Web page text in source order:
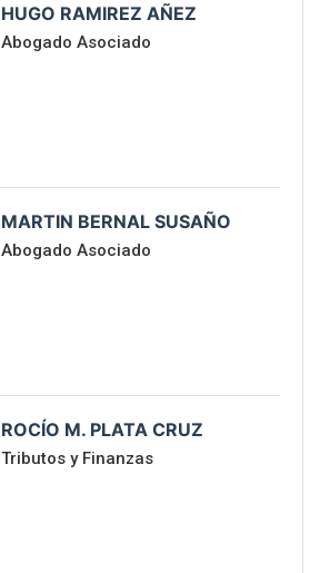
HUGO RAMIREZ AÑEZ
Abogado Asociado
MARTIN BERNAL SUSAÑO
Abogado Asociado
ROCÍO M. PLATA CRUZ
Tributos y Finanzas